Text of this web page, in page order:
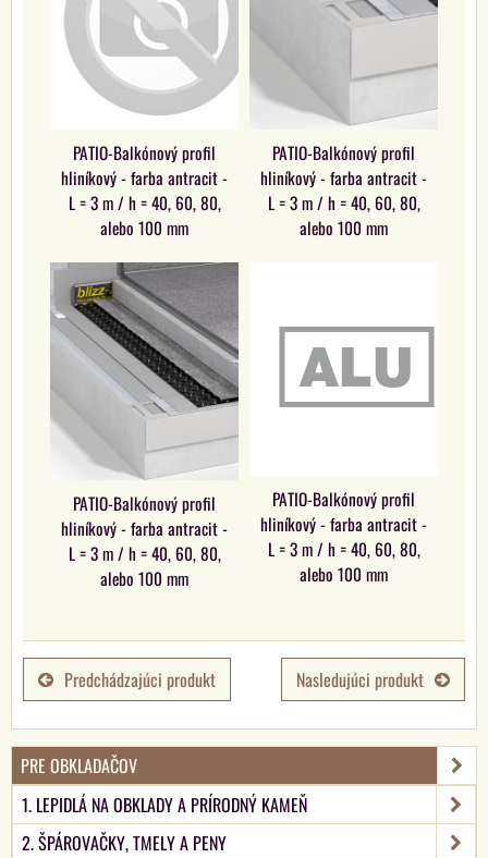
PATIO-Balkónový profil
hliníkový - farba antracit -
L = 3 m / h = 40, 60, 80,
alebo 100 mm
PATIO-Balkónový profil
hliníkový - farba antracit -
L = 3 m / h = 40, 60, 80,
alebo 100 mm
PATIO-Balkónový profil
hliníkový - farba antracit -
L = 3 m / h = 40, 60, 80,
alebo 100 mm
PATIO-Balkónový profil
hliníkový - farba antracit -
L = 3 m / h = 40, 60, 80,
alebo 100 mm
Predchádzajúci produkt Nasledujúci produkt
PRE OBKLADAČOV
1. LEPIDLÁ NA OBKLADY A PRÍRODNÝ KAMEŇ
2. ŠPÁROVAČKY, TMELY A PENY